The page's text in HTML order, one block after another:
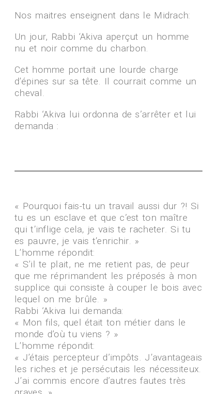
Nos maitres enseignent dans le Midrach:
Un jour, Rabbi ‘Akiva aperçut un homme
nu et noir comme du charbon.
Cet homme portait une lourde charge
d’épines sur sa tête. Il courrait comme un
cheval.
Rabbi ‘Akiva lui ordonna de s’arrêter et lui
demanda :
« Pourquoi fais-tu un travail aussi dur ?! Si
tu es un esclave et que c’est ton maître
qui t’inflige cela, je vais te racheter. Si tu
es pauvre, je vais t’enrichir. »
L’homme répondit:
« S’il te plait, ne me retient pas, de peur
que me réprimandent les préposés à mon
supplice qui consiste à couper le bois avec
lequel on me brûle. »
Rabbi ‘Akiva lui demanda:
« Mon fils, quel était ton métier dans le
monde d’où tu viens ? »
L’homme répondit:
« J’étais percepteur d’impôts. J’avantageais
les riches et je persécutais les nécessiteux.
J’ai commis encore d’autres fautes très